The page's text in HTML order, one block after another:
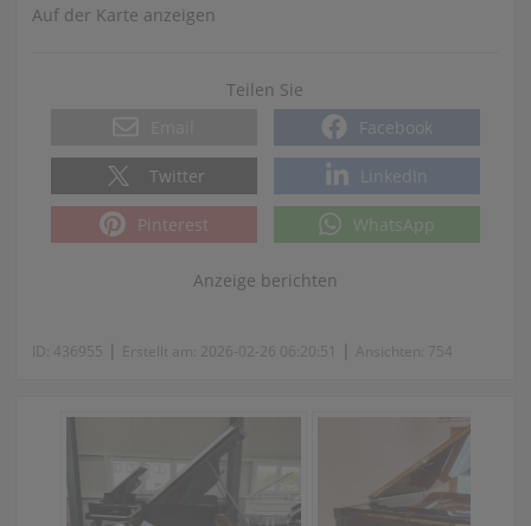
Auf der Karte anzeigen
Teilen Sie
Facebook
Twitter LinkedIn
Pinterest WhatsApp
Anzeige berichten
ID: 436955 | Erstellt am: 2026-02-26 06:20:51 | Ansichten: 754